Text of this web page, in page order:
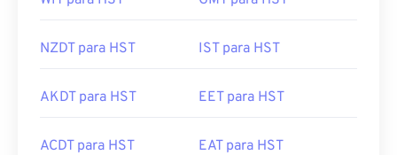
NZDT para HST IST para HST
AKDT para HST EET para HST
ACDT para HST EAT para HST